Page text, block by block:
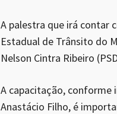
A palestra que irá contar
Estadual de Trânsito do
Nelson Cintra Ribeiro
A capacitação, conforme
Anastácio Filho, é